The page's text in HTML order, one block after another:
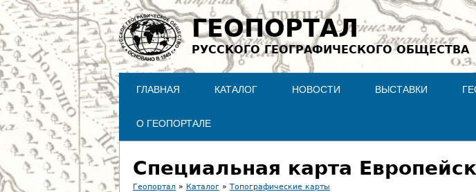
Jump to
ГЕОПОРТАЛ
РУССКОГО ГЕОГРАФИЧЕСКОГО ОБЩЕСТВА
ГЛАВНАЯ КАТАЛОГ НОВОСТИ ВЫСТАВКИ
О ГЕОПОРТАЛЕ
Специальная карта
Геопортал » Каталог » Топографические карты